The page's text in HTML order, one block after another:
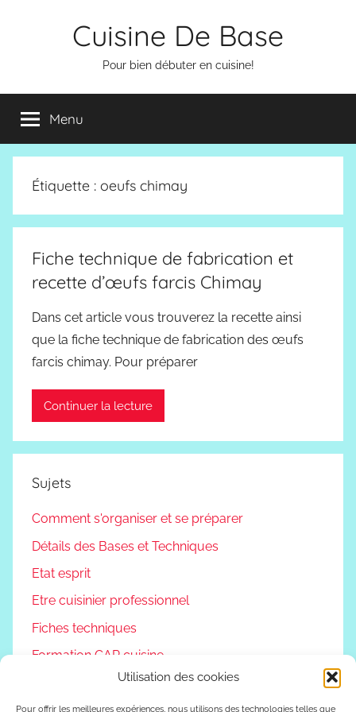
Utilisation des cookies
Pour offrir les meilleures expériences, nous utilisons des technologies telles que
Cuisine De Base
Pour bien débuter en cuisine!
Menu
Étiquette : oeufs chimay
Fiche technique de fabrication et
recette d’œufs farcis Chimay
Dans cet article vous trouverez la recette ainsi
que la fiche technique de fabrication des œufs
farcis chimay. Pour préparer
Continuer la lecture
Sujets
Comment s'organiser et se préparer
Détails des Bases et Techniques
Etat esprit
Etre cuisinier professionnel
Fiches techniques
Formation CAP cuisine